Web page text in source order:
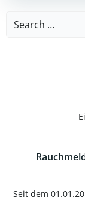
Search
Seit dem